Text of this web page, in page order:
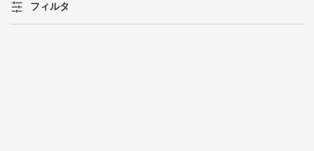
フィルタ